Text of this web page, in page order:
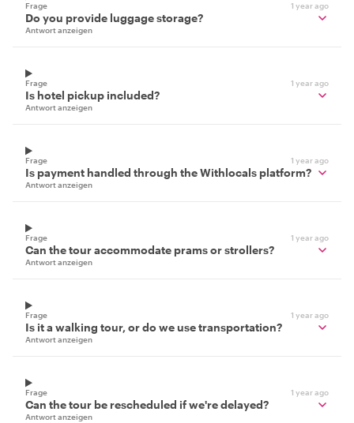
Frage 1 year ago
Do you provide luggage storage?
Antwort anzeigen
Frage 1 year ago
Is hotel pickup included?
Antwort anzeigen
Frage 1 year ago
Is payment handled through the Withlocals platform?
Antwort anzeigen
Frage 1 year ago
Can the tour accommodate prams or strollers?
Antwort anzeigen
Frage 1 year ago
Is it a walking tour, or do we use transportation?
Antwort anzeigen
Frage 1 year ago
Can the tour be rescheduled if we're delayed?
Antwort anzeigen